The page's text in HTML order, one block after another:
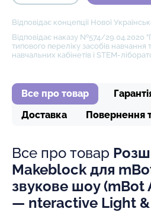
Відповідає концепції Нової
Відповідає наказу №574/29.04.2020
типового переліку засобів
навчальних кабінетів і STEM-
Все про товар
Доставка
Повернення
Все про товар
Makeblock для
звукове шоу (mBot
— nteractive Light